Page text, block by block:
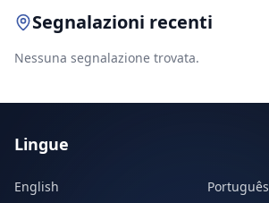
Segnalazioni recenti
Nessuna segnalazione trovata.
Lingue
English
Português